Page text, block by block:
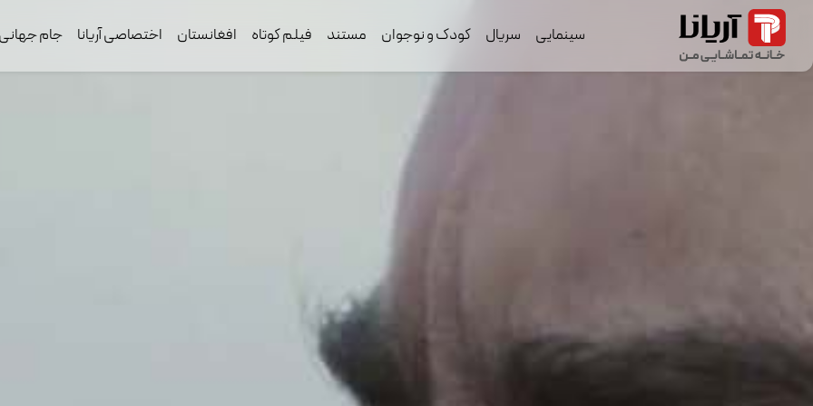
سینمایی سریال کودک و نوجوان مستند فیلم کوتاه افغانستان اختصاصی آریانا جام